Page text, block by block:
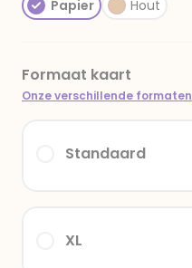
Papier Hout
Formaat kaart
Onze verschillende formaten
XL
Standaard